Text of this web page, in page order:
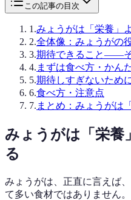
この記事の目次
1 .みょうがは「栄養」
2.全体像：みょうがの
3.期待できること——そ
4. まずは食べ方・かん
5.期待しすぎないため
6.食べ方・注意点
7. まとめ：みょうがは
みょうがは「栄養
る
みょうがは、正直に言えば
て多い食材ではありません